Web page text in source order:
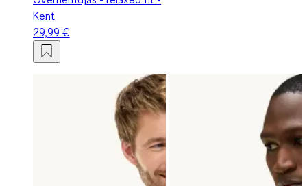
Kent
29,99 €